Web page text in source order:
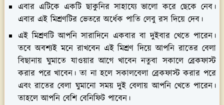
এবার এটিকে একটি ছাকুনির সাহায্যে ভালো করে ছেকে নেব।
এবার এই মিশ্রণটির ভেতরে অর্ধেক পাতি লেবু রস দিয়ে দেব।
এই মিশ্রণটি আপনি সারাদিনে একবার বা দুইবার খেতে পারেন।
তবে অবশ্যই মনে রাখবেন এই মিশ্রণ দিয়ে আপনি রাতের বেলা
বিছানায় ঘুমাতে যাওয়ার আগে খাবেন নতুবা সকালে ব্রেকফাস্ট
করার পরে খাবেন। তা না হলে সকালবেলা ব্রেকফাস্ট করার পরে
এবং রাতের বেলা ঘুমানো সময় দুই বেলায় আপনি খেতে পারেন।
তাহলে আপনি বেশি বেনিফিট পাবেন।